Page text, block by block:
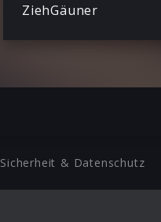
ZiehGäuner
Sicherheit & Datenschutz